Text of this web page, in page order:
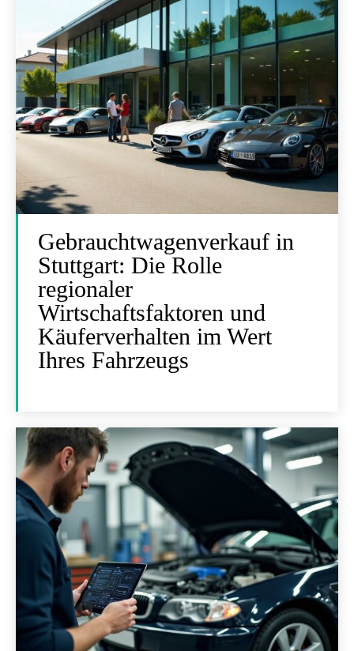
Gebrauchtwagenverkauf in
Stuttgart: Die Rolle
regionaler
Wirtschaftsfaktoren und
Käuferverhalten im Wert
Ihres Fahrzeugs